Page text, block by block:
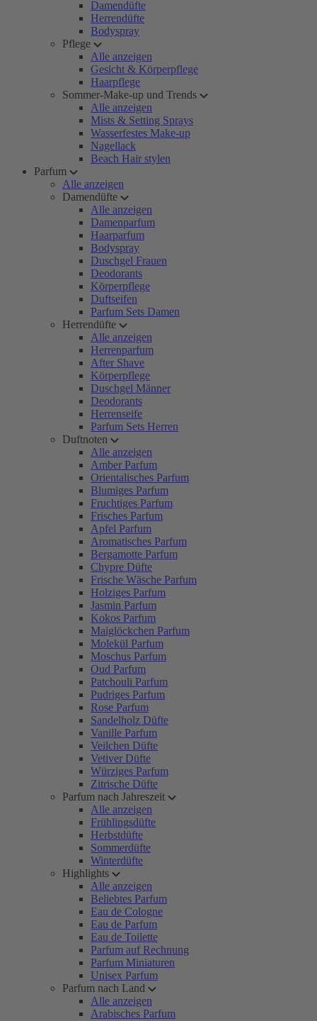
Damendüfte
Herrendüfte
Bodyspray
Pflege
Alle anzeigen
Gesicht & Körperpflege
Haarpflege
Sommer-Make-up und Trends
Alle anzeigen
Mists & Setting Sprays
Wasserfestes Make-up
Nagellack
Beach Hair stylen
Parfum
Alle anzeigen
Damendüfte
Alle anzeigen
Damenparfum
Haarparfum
Bodyspray
Duschgel Frauen
Deodorants
Körperpflege
Duftseifen
Parfum Sets Damen
Herrendüfte
Alle anzeigen
Herrenparfum
After Shave
Körperpflege
Duschgel Männer
Deodorants
Herrenseife
Parfum Sets Herren
Duftnoten
Alle anzeigen
Amber Parfum
Orientalisches Parfum
Blumiges Parfum
Fruchtiges Parfum
Frisches Parfum
Apfel Parfum
Aromatisches Parfum
Bergamotte Parfum
Chypre Düfte
Frische Wäsche Parfum
Holziges Parfum
Jasmin Parfum
Kokos Parfum
Maiglöckchen Parfum
Molekül Parfum
Moschus Parfum
Oud Parfum
Patchouli Parfum
Pudriges Parfum
Rose Parfum
Sandelholz Düfte
Vanille Parfum
Veilchen Düfte
Vetiver Düfte
Würziges Parfum
Zitrische Düfte
Parfum nach Jahreszeit
Alle anzeigen
Frühlingsdüfte
Herbstdüfte
Sommerdüfte
Winterdüfte
Highlights
Alle anzeigen
Beliebtes Parfum
Eau de Cologne
Eau de Parfum
Eau de Toilette
Parfum auf Rechnung
Parfum Miniaturen
Unisex Parfum
Parfum nach Land
Alle anzeigen
Arabisches Parfum